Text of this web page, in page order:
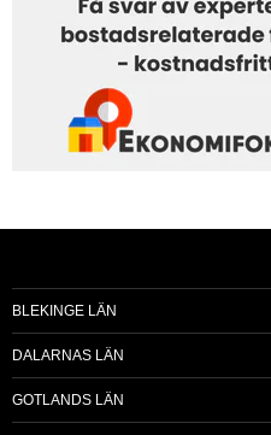
BLEKINGE LÄN
DALARNAS LÄN
GOTLANDS LÄN